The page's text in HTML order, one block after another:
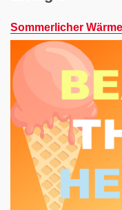
Sommerlicher